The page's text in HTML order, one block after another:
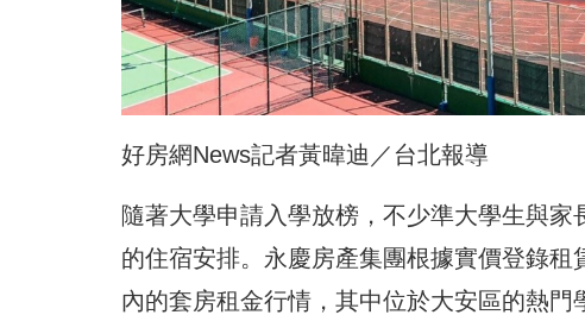
好房網News記者黃暐迪／台北報導
隨著大學申請入學放榜，不少準大學生與
的住宿安排。永慶房產集團根據實價登錄
內的套房租金行情，其中位於大安區的熱